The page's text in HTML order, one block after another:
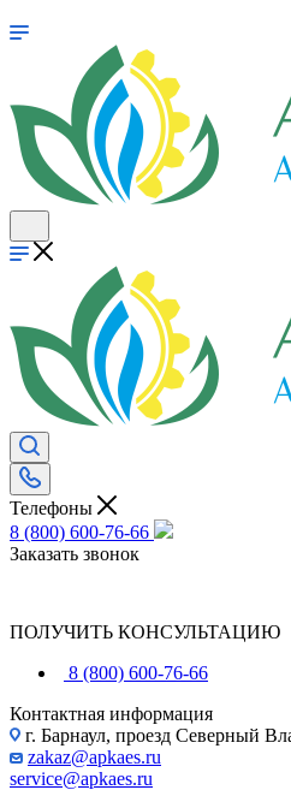
Телефоны
8 (800) 600-76-66
Заказать звонок
ПОЛУЧИТЬ КОНСУЛЬТАЦИЮ
8 (800) 600-76-66
Контактная информация
г. Барнаул, проезд Северный
zakaz@apkaes.ru
service@apkaes.ru